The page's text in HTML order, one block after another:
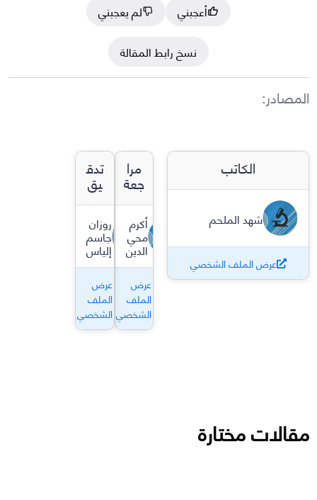
أعجبني
لم يعجبني
نسخ رابط المقالة
المصادر:
الكاتب
شهد الملحم
عرض الملف الشخصي
مرا
جعة
أكرم
محي
الدين
عرض
الملف
الشخصي
تدق
يق
روزان
جاسم
إلياس
عرض
الملف
الشخصي
مقالات مختارة